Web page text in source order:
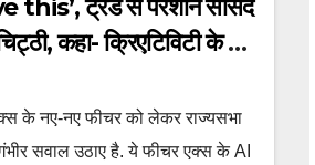
ट्रेंड से परेशान सांसद
कहा- क्रिएटिविटी के नाम
Chaturvedi rajya
Ashwini Vaishnaw
feature ntcppl
के नए-नए फीचर को लेकर राज्यसभा
सवाल उठाए है. ये फीचर एक्स के AI